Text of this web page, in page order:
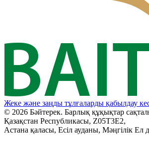
Жеке және заңды тұлғаларды қабылдау
© 2026 Бәйтерек. Барлық құқықтар
Қазақстан Республикасы, Z05T3E2,
Астана қаласы, Есіл ауданы, Мәңгілік Ел